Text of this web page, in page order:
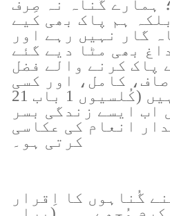
ہمارے گُناہ نہ صِرف
ہم پاک بھی کیے
گار نہیں رہے اور
بھی مٹا دیے گئے
پاک کرنے والے فضل
کامل، اور کسی
داغ کے بغیر ہیں (کُلسیوں 1 باب 21
اب ایسے زندگی بسر
انعام کی عکاسی
کرتی ہو۔
گُناہوں کا اِقرار